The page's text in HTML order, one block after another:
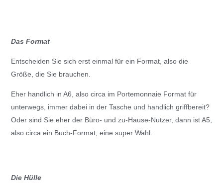
Das Format
Entscheiden Sie sich erst einmal für ein Format, also die
Größe, die Sie brauchen.
Eher handlich in A6, also circa im Portemonnaie Format für
unterwegs, immer dabei in der Tasche und handlich griffbereit?
Oder sind Sie eher der Büro- und zu-Hause-Nutzer, dann ist A5,
also circa ein Buch-Format, eine super Wahl.
Die Hülle